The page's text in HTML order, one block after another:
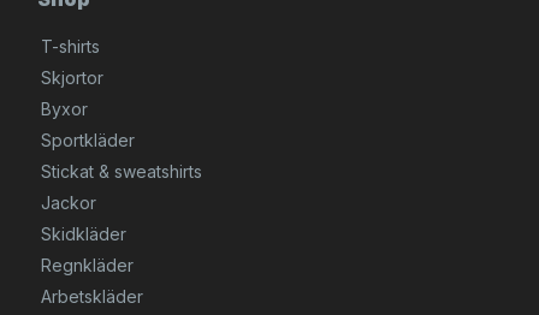
T-shirts
Skjortor
Byxor
Sportkläder
Stickat & sweatshirts
Jackor
Skidkläder
Regnkläder
Arbetskläder